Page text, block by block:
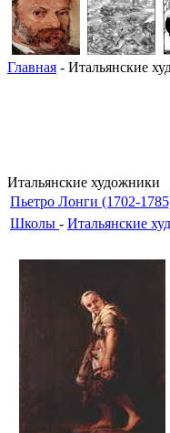
Главная - Итальянские
Итальянские художники
Пьетро Лонги (1702-
Школы - Итальянские